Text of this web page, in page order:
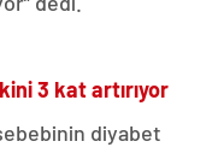
3 kat artırıyor
diyabet